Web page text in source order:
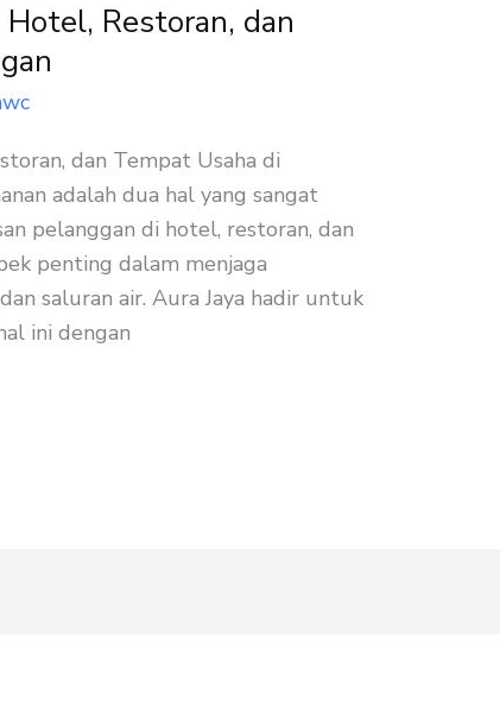
Restoran, dan
dan Tempat Usaha di
adalah dua hal yang sangat
pelanggan di hotel, restoran, dan
penting dalam menjaga
saluran air. Aura Jaya hadir untuk
ini dengan